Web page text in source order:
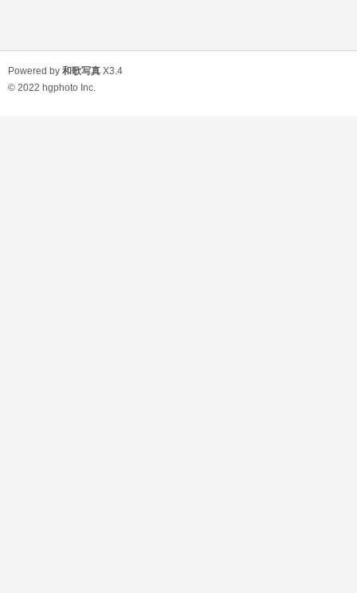
Powered by 和歌写真 X3.4
© 2022 hgphoto Inc.